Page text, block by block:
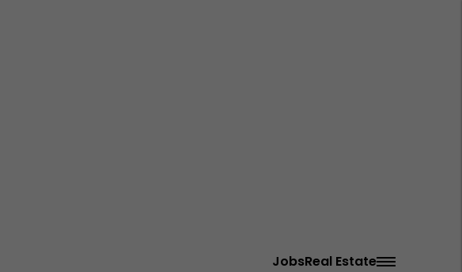
JobsReal Estate